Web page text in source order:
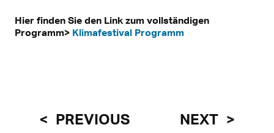
Hier finden Sie den Link zum vollständigen
Programm> Klimafestival Programm
PREVIOUS NEXT